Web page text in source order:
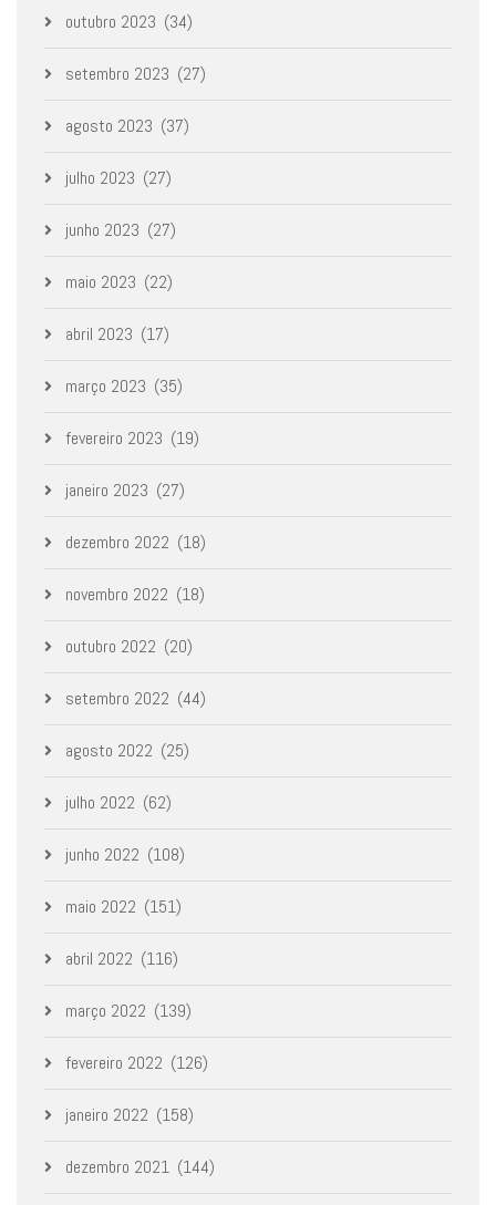
outubro 2023 (34)
setembro 2023 (27)
agosto 2023 (37)
julho 2023 (27)
junho 2023 (27)
maio 2023 (22)
abril 2023 (17)
março 2023 (35)
fevereiro 2023 (19)
janeiro 2023 (27)
dezembro 2022 (18)
novembro 2022 (18)
outubro 2022 (20)
setembro 2022 (44)
agosto 2022 (25)
julho 2022 (62)
junho 2022 (108)
maio 2022 (151)
abril 2022 (116)
março 2022 (139)
fevereiro 2022 (126)
janeiro 2022 (158)
dezembro 2021 (144)